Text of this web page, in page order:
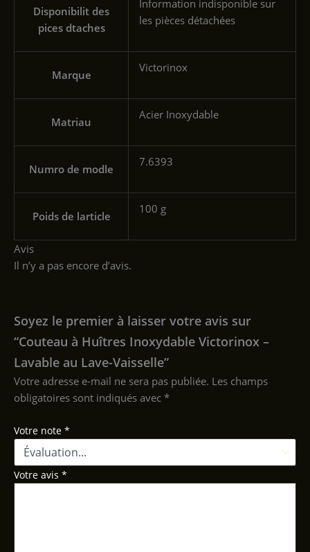
Disponibilit des
pices dtaches
‎Information indisponible sur
les pièces détachées
Marque
‎Victorinox
Matriau
‎Acier Inoxydable
Numro de modle
‎7.6393
Poids de larticle
‎100 g
Avis
Il n’y a pas encore d’avis.
Soyez le premier à laisser votre avis sur
“Couteau à Huîtres Inoxydable Victorinox –
Lavable au Lave-Vaisselle”
Votre adresse e-mail ne sera pas publiée. Les champs
obligatoires sont indiqués avec *
Votre note *
Votre avis *